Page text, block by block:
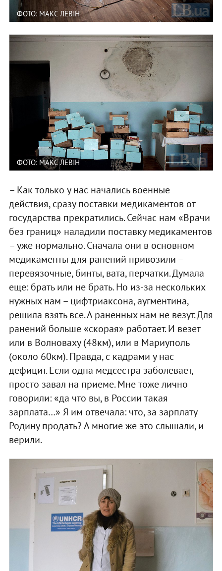
ФОТО: МАКС ЛЕВІН
ФОТО: МАКС ЛЕВІН
– Как только у нас начались военные
действия, сразу поставки медикаментов от
государства прекратились. Сейчас нам «Врачи
без границ» наладили поставку медикаментов
– уже нормально. Сначала они в основном
медикаменты для ранений привозили –
перевязочные, бинты, вата, перчатки. Думала
еще: брать или не брать. Но из-за нескольких
нужных нам – цифтриаксона, аугментина,
решила взять все. А раненных нам не везут. Для
ранений больше «скорая» работает. И везет
или в Волноваху (48км), или в Мариуполь
(около 60км). Правда, с кадрами у нас
дефицит. Если одна медсестра заболевает,
просто завал на приеме. Мне тоже лично
говорили: «да что вы, в России такая
зарплата…» Я им отвечала: что, за зарплату
Родину продать? А многие же это слышали, и
верили.